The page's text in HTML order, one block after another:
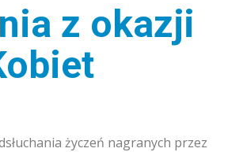
z okazji
życzeń nagranych przez